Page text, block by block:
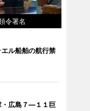
令署名
ル船舶の航行禁
・広島７―１１巨